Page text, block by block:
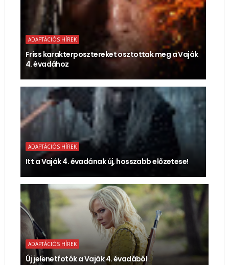
ADAPTÁCIÓS HÍREK
Friss karakterposztereket osztottak meg a Vaják
4. évadához
ADAPTÁCIÓS HÍREK
Itt a Vaják 4. évadának új, hosszabb előzetese!
ADAPTÁCIÓS HÍREK
Új jelenetfotók a Vaják 4. évadából